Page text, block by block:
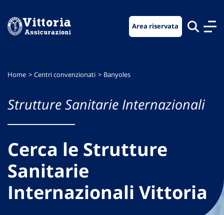
menu
contenuto
footer
Area riservata
Home Centri convenzionati Banyoles
Strutture Sanitarie Internazionali
Cerca le Strutture
Sanitarie
Internazionali Vittoria